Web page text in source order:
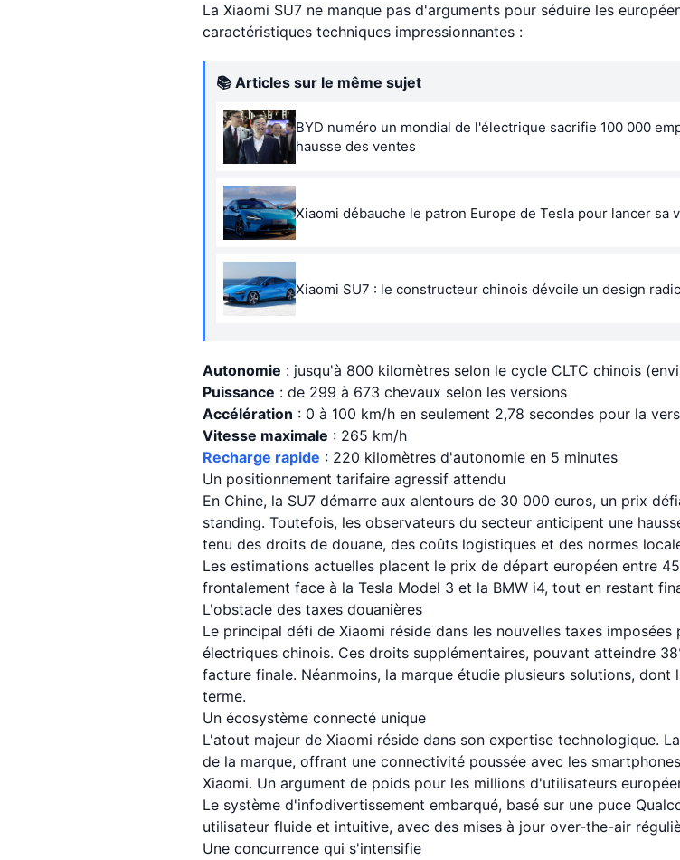
La Xiaomi SU7 ne manque pas d'arguments pour séduire les
caractéristiques techniques impressionnantes :
📚 Articles sur le même sujet
BYD numéro un mondial de l'électrique sacrifie 100 000
hausse des ventes
Xiaomi débauche le patron Europe de Tesla pour lancer
Xiaomi SU7 : le constructeur chinois dévoile un design
Autonomie : jusqu'à 800 kilomètres selon le cycle CLTC chinois
Puissance : de 299 à 673 chevaux selon les versions
Accélération : 0 à 100 km/h en seulement 2,78 secondes pour la
Vitesse maximale : 265 km/h
Recharge rapide : 220 kilomètres d'autonomie en 5 minutes
Un positionnement tarifaire agressif attendu
En Chine, la SU7 démarre aux alentours de 30 000 euros, un prix
standing. Toutefois, les observateurs du secteur anticipent une
tenu des droits de douane, des coûts logistiques et des normes
Les estimations actuelles placent le prix de départ européen entre
frontalement face à la Tesla Model 3 et la BMW i4, tout en restant
L'obstacle des taxes douanières
Le principal défi de Xiaomi réside dans les nouvelles taxes
électriques chinois. Ces droits supplémentaires, pouvant atteindre
facture finale. Néanmoins, la marque étudie plusieurs solutions,
terme.
Un écosystème connecté unique
L'atout majeur de Xiaomi réside dans son expertise technologique.
de la marque, offrant une connectivité poussée avec les
Xiaomi. Un argument de poids pour les millions d'utilisateurs
Le système d'infodivertissement embarqué, basé sur une puce
utilisateur fluide et intuitive, avec des mises à jour over-the-air
Une concurrence qui s'intensifie